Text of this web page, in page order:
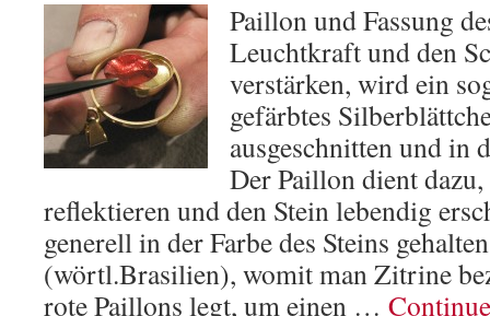
Paillon und Fassung
Leuchtkraft und den
verstärken, wird ein
gefärbtes
ausgeschnitten und in
Der Paillon dient
reflektieren und den Stein lebendig
generell in der Farbe des Steins
(wörtl.Brasilien), womit man Zitrine
rote Paillons legt, um einen …